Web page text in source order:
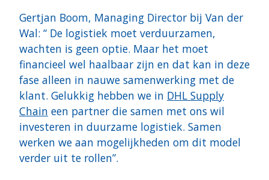
Gertjan Boom, Managing Director bij Van der
Wal: “ De logistiek moet verduurzamen,
wachten is geen optie. Maar het moet
financieel wel haalbaar zijn en dat kan in deze
fase alleen in nauwe samenwerking met de
klant. Gelukkig hebben we in DHL Supply
Chain een partner die samen met ons wil
investeren in duurzame logistiek. Samen
werken we aan mogelijkheden om dit model
verder uit te rollen”.